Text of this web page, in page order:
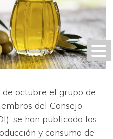
octubre el grupo de
del Consejo
se han publicado los
y consumo de